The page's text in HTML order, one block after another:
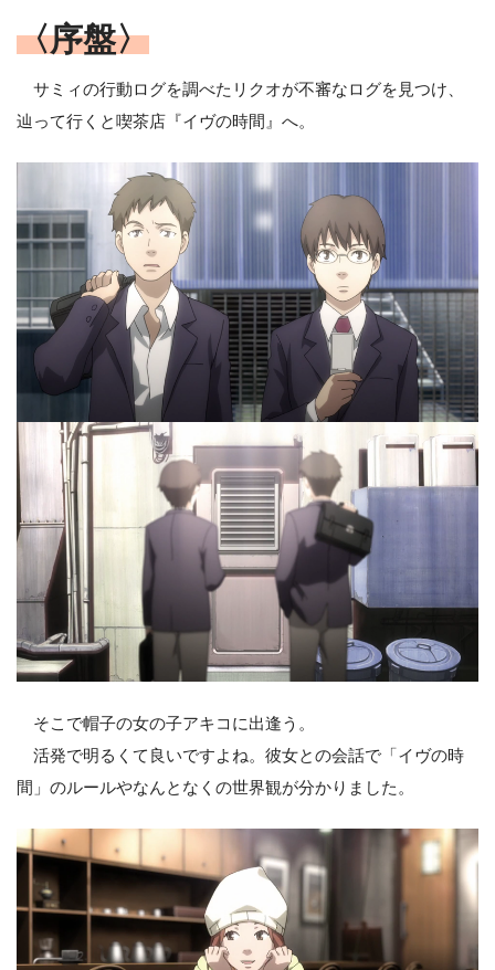
〈序盤〉
サミィの行動ログを調べたリクオが不審なログを見つけ、
辿って行くと喫茶店『イヴの時間』へ。
そこで帽子の女の子アキコに出逢う。
活発で明るくて良いですよね。彼女との会話で「イヴの時
間」のルールやなんとなくの世界観が分かりました。